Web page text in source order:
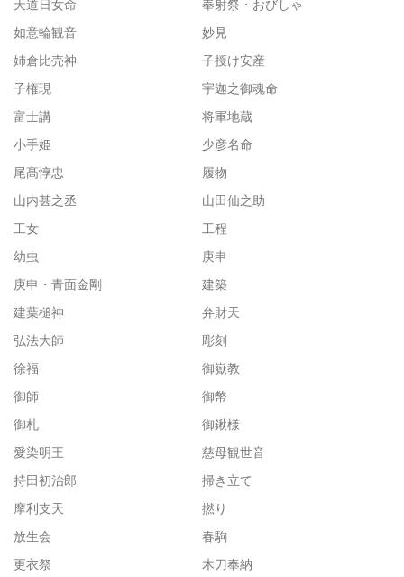
天道日女命
奉射祭・おびしゃ
如意輪観音
妙見
姉倉比売神
子授け安産
子権現
宇迦之御魂命
富士講
将軍地蔵
小手姫
少彦名命
尾髙惇忠
履物
山内甚之丞
山田仙之助
工女
工程
幼虫
庚申
庚申・青面金剛
建築
建葉槌神
弁財天
弘法大師
彫刻
徐福
御嶽教
御師
御幣
御札
御鍬様
愛染明王
慈母観世音
持田初治郎
掃き立て
摩利支天
撚り
放生会
春駒
更衣祭
木刀奉納